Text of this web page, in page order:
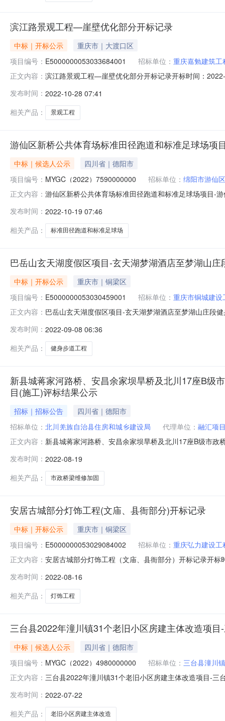
滨江路景观工程—崖壁优化部分开标记录
中标｜开标公示
重庆市｜大渡口区
项目编号： E5000000053033684001 招标单位： 重庆嘉勉建筑工
正文内容： 滨江路景观工程—崖壁优化部分开标记录开标时间：
间:WedOct2617:43:29CST2022,投标人名称:重庆远诚
发布时间： 2022-10-28 07:41
相关产品：
景观工程
游仙区新桥公共体育场标准田径跑道和标准足球场
中标｜候选人公示
四川省｜德阳市
项目编号： MYGC（2022）7590000000 招标单位： 绵阳市游仙
正文内容： 游仙区新桥公共体育场标准田径跑道和标准足球场项目-
项目游仙区新桥公共体育场标准田径跑道和标准足球场
15908201
发布时间： 2022-10-19 07:46
相关产品：
标准田径跑道和标准足球场
巴岳山玄天湖度假区项目-玄天湖梦湖酒店至梦湖山
中标｜开标公示
重庆市｜铜梁区
项目编号： E5000000053030459001 招标单位： 重庆市铜城建
正文内容： 巴岳山玄天湖度假区项目-玄天湖梦湖酒店至梦湖山庄段
保证金金额:0.00元,投标文件递交时间
发布时间： 2022-09-08 06:36
相关产品：
健身步道工程
新县城蒋家河路桥、安昌余家坝旱桥及北川17座B级
目(施工)评标结果公示
招标｜招标公告
四川省｜德阳市
招标单位： 北川羌族自治县住房和城乡建设局 代理单位： 融汇项
正文内容： 新县城蒋家河路桥、安昌余家坝旱桥及北川17座B级市
修加固项目新县城蒋家河路桥、安昌余家坝旱桥及北川
川羌族自治县住房和城乡建
发布时间： 2022-08-19
相关产品：
市政桥梁维修加固
安居古城部分灯饰工程(文庙、县衙部分)开标记录
中标｜开标公示
重庆市｜铜梁区
项目编号： E5000000053029084002 招标单位： 重庆弘力建设工
正文内容： 安居古城部分灯饰工程（文庙、县衙部分）开标记录开
交时间:MonAug1523:24:52CST2022,投标人名称:重庆
发布时间： 2022-08-16
相关产品：
灯饰工程
三台县2022年潼川镇31个老旧小区房建主体改造项
中标｜候选人公示
四川省｜德阳市
项目编号： MYGC（2022）4980000000 招标单位： 三台县潼川
正文内容： 三台县2022年潼川镇31个老旧小区房建主体改造项目-
目三台县2022年潼川镇31个老旧小区房建主体改造项目
发布时间： 2022-07-22
相关产品：
老旧小区房建主体改造